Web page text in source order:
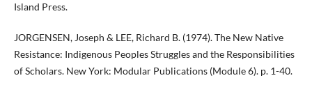
Island Press.
JORGENSEN, Joseph & LEE, Richard B. (1974). The New Native
Resistance: Indigenous Peoples Struggles and the Responsibilities
of Scholars. New York: Modular Publications (Module 6). p. 1-40.